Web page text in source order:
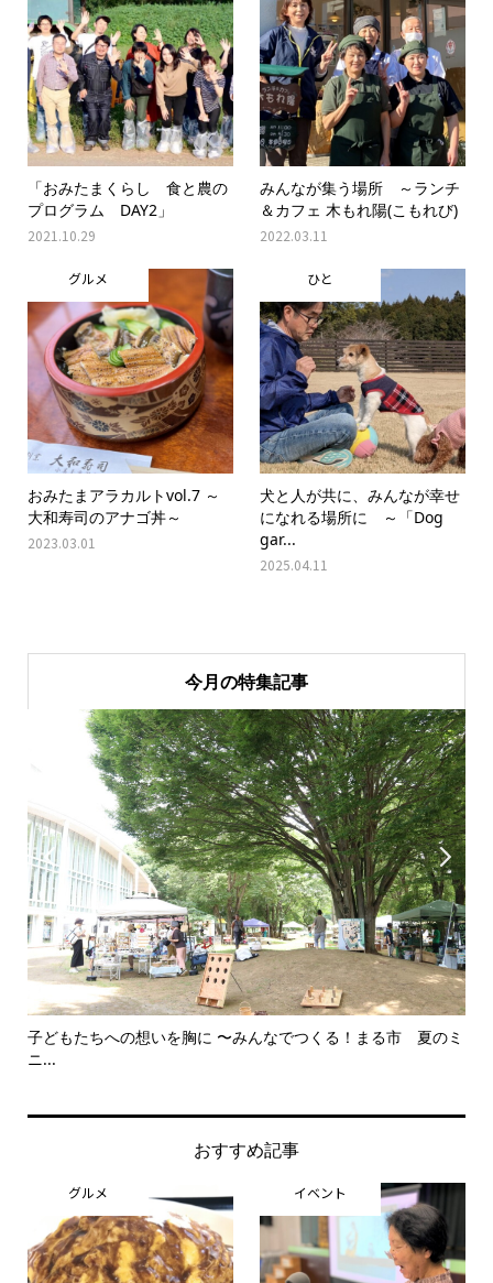
「おみたまくらし 食と農の
プログラム DAY2」
2021.10.29
みんなが集う場所 ～ランチ
＆カフェ 木もれ陽(こもれび)
2022.03.11
グルメ
おみたまアラカルトvol.7 ～
大和寿司のアナゴ丼～
2023.03.01
ひと
犬と人が共に、みんなが幸せ
になれる場所に ～「Dog
gar...
2025.04.11
今月の特集記事

子どもたちへの想いを胸に 〜みんなでつくる！まる市 夏のミ
ニ...

おすすめ記事
グルメ イベント